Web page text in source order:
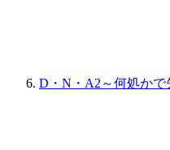
D・N・A2～何処かで